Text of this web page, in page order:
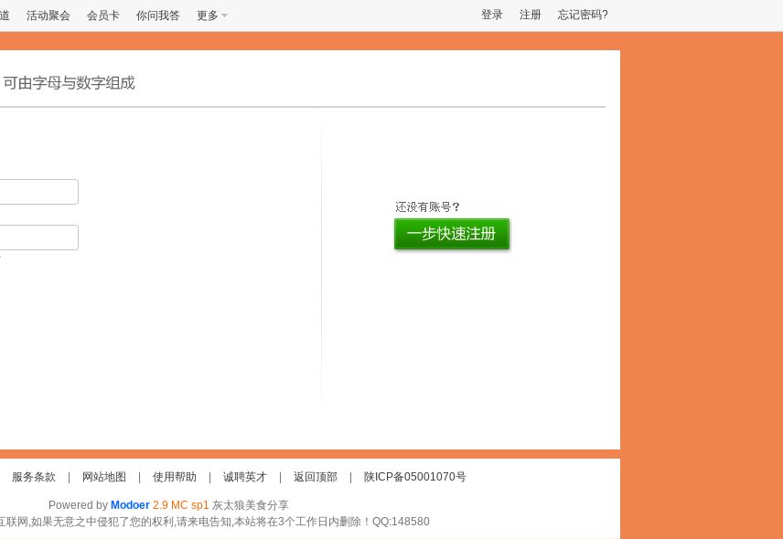
活动聚会 会员卡 你问我答 更多 忘记密码?
注册
登录
服务条款 网站地图 使用帮助 诚聘英才 返回顶部 陕ICP备05001070号
Powered by Modoer 2.9 MC sp1 灰太狼美食分享
联网,如果无意之中侵犯了您的权利,请来电告知,本站将在3个工作日内删除！QQ:148580